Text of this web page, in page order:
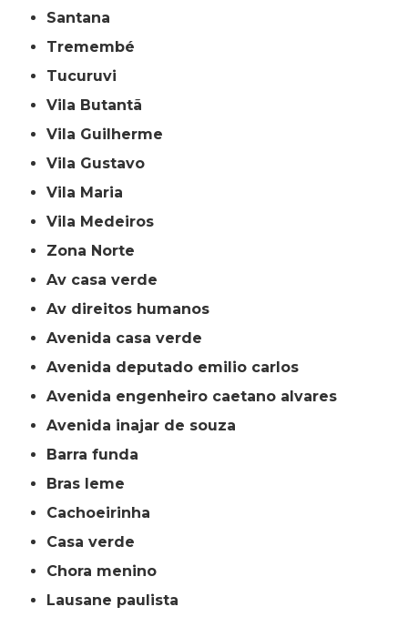
Santana
Tremembé
Tucuruvi
Vila Butantã
Vila Guilherme
Vila Gustavo
Vila Maria
Vila Medeiros
Zona Norte
av casa verde
av direitos humanos
avenida casa verde
avenida deputado emilio carlos
avenida engenheiro caetano alvares
avenida inajar de souza
barra funda
bras leme
cachoeirinha
casa verde
chora menino
lausane paulista